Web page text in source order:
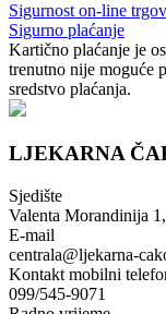
Sigurnost on-line
Sigurno plaćanje
Kartično plaćanje je
trenutno nije moguće
sredstvo plaćanja.
LJEKARNA
Sjedište
Valenta Morandinija
E-mail
centrala@ljekarna-
Kontakt mobilni
099/545-9071